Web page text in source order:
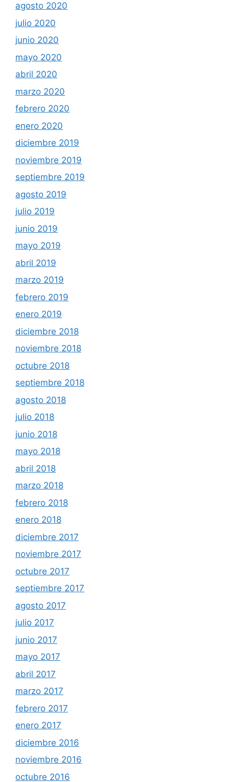
agosto 2020
julio 2020
junio 2020
mayo 2020
abril 2020
marzo 2020
febrero 2020
enero 2020
diciembre 2019
noviembre 2019
septiembre 2019
agosto 2019
julio 2019
junio 2019
mayo 2019
abril 2019
marzo 2019
febrero 2019
enero 2019
diciembre 2018
noviembre 2018
octubre 2018
septiembre 2018
agosto 2018
julio 2018
junio 2018
mayo 2018
abril 2018
marzo 2018
febrero 2018
enero 2018
diciembre 2017
noviembre 2017
octubre 2017
septiembre 2017
agosto 2017
julio 2017
junio 2017
mayo 2017
abril 2017
marzo 2017
febrero 2017
enero 2017
diciembre 2016
noviembre 2016
octubre 2016